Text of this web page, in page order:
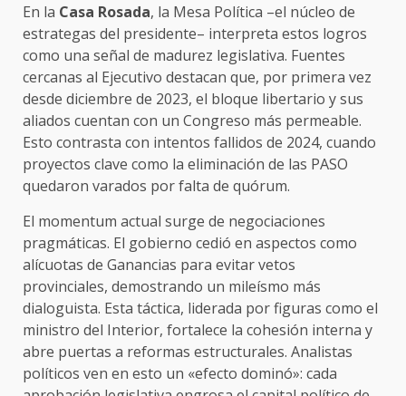
En la Casa Rosada, la Mesa Política –el núcleo de
estrategas del presidente– interpreta estos logros
como una señal de madurez legislativa. Fuentes
cercanas al Ejecutivo destacan que, por primera vez
desde diciembre de 2023, el bloque libertario y sus
aliados cuentan con un Congreso más permeable.
Esto contrasta con intentos fallidos de 2024, cuando
proyectos clave como la eliminación de las PASO
quedaron varados por falta de quórum.
El momentum actual surge de negociaciones
pragmáticas. El gobierno cedió en aspectos como
alícuotas de Ganancias para evitar vetos
provinciales, demostrando un mileísmo más
dialoguista. Esta táctica, liderada por figuras como el
ministro del Interior, fortalece la cohesión interna y
abre puertas a reformas estructurales. Analistas
políticos ven en esto un «efecto dominó»: cada